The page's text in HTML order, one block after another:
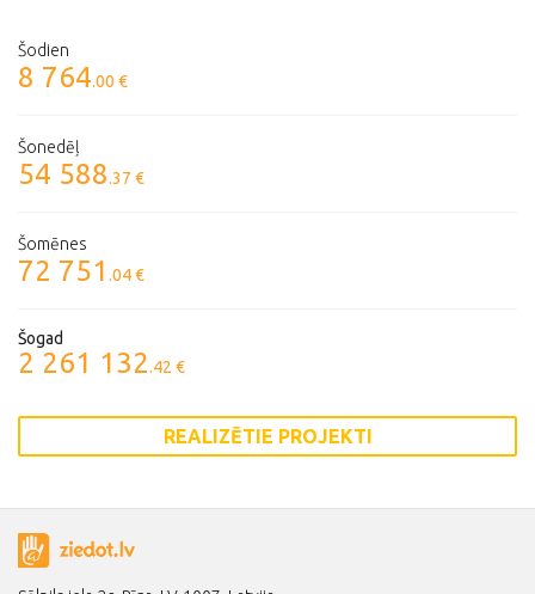
Šodien
8 764.00 €
Šonedēļ
54 588.37 €
Šomēnes
72 751 .04 €
Šogad
2 261 132.42 €
REALIZĒTIE PROJEKTI